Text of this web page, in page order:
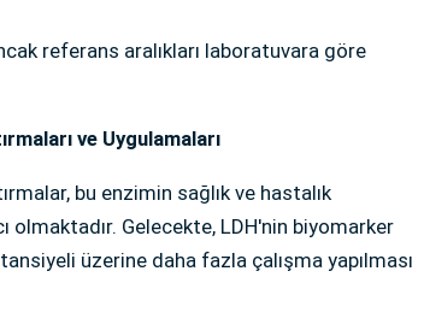
referans aralıkları laboratuvara göre
ve Uygulamaları
bu enzimin sağlık ve hastalık
olmaktadır. Gelecekte, LDH'nin biyomarker
üzerine daha fazla çalışma yapılması